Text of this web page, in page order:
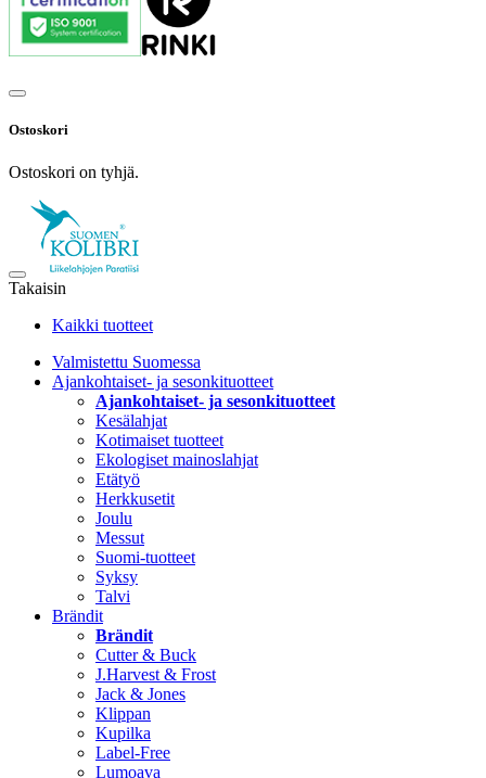
Ostoskori
Ostoskori on tyhjä.
Takaisin
Kaikki tuotteet
Valmistettu Suomessa
Ajankohtaiset- ja sesonkituotteet
Ajankohtaiset- ja sesonkituotteet
Kesälahjat
Kotimaiset tuotteet
Ekologiset mainoslahjat
Etätyö
Herkkusetit
Joulu
Messut
Suomi-tuotteet
Syksy
Talvi
Brändit
Brändit
Cutter & Buck
J.Harvest & Frost
Jack & Jones
Klippan
Kupilka
Label-Free
Lumoava